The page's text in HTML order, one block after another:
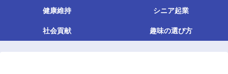
健康維持 シニア起業
社会貢献 趣味の選び方